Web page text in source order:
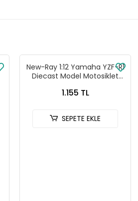
New-Ray 1:12 Yamaha YZF-R1
Diecast Model Motosiklet
1.155 TL
SEPETE EKLE